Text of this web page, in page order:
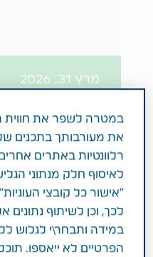
מרץ 31, 2026
הודעה בדבר
שנתית של בעלי
על פי תקנות
במטרה לשפר את חווית
את מעורבותך בתכנים
רלוונטיות באתרים
לאיסוף חלק מנתוני
"אישור כל קובצי
לכך, וכן לשיתוף
במידה ותבחר\י לגלוש
הפרטיים לא ייאספו.